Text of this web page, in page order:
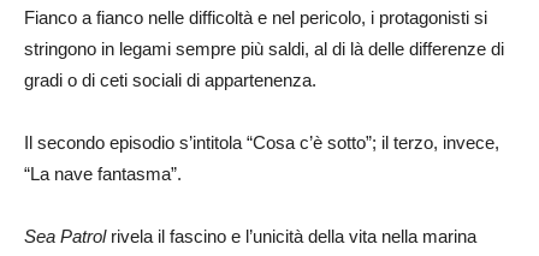
Fianco a fianco nelle difficoltà e nel pericolo, i protagonisti si
stringono in legami sempre più saldi, al di là delle differenze di
gradi o di ceti sociali di appartenenza.
Il secondo episodio s’intitola “Cosa c’è sotto”; il terzo, invece,
“La nave fantasma”.
Sea Patrolrivela il fascino e l’unicità della vita nella marina